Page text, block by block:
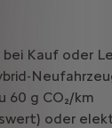
bei Kauf oder
60 g CO₂/km
oder